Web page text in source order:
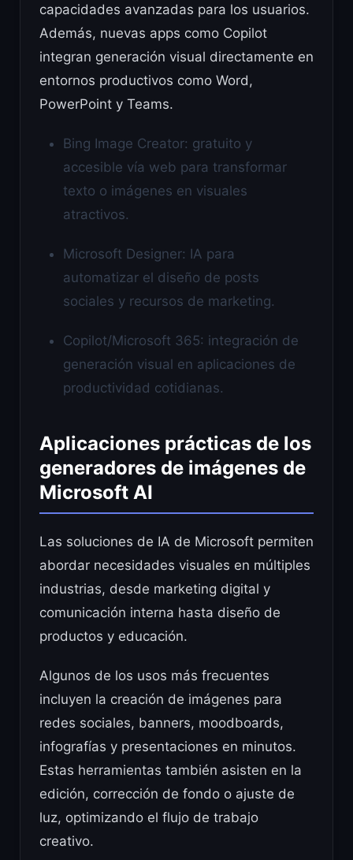
capacidades avanzadas para los usuarios.
Además, nuevas apps como Copilot
integran generación visual directamente en
entornos productivos como Word,
PowerPoint y Teams.
Bing Image Creator: gratuito y
accesible vía web para transformar
texto o imágenes en visuales
atractivos.
Microsoft Designer: IA para
automatizar el diseño de posts
sociales y recursos de marketing.
Copilot/Microsoft 365: integración de
generación visual en aplicaciones de
productividad cotidianas.
Aplicaciones prácticas de los
generadores de imágenes de
Microsoft AI
Las soluciones de IA de Microsoft permiten
abordar necesidades visuales en múltiples
industrias, desde marketing digital y
comunicación interna hasta diseño de
productos y educación.
Algunos de los usos más frecuentes
incluyen la creación de imágenes para
redes sociales, banners, moodboards,
infografías y presentaciones en minutos.
Estas herramientas también asisten en la
edición, corrección de fondo o ajuste de
luz, optimizando el flujo de trabajo
creativo.